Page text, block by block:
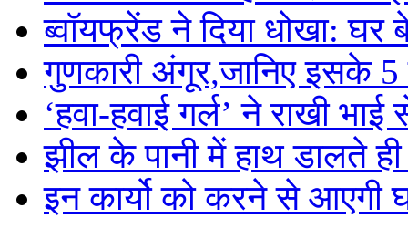
ब्वॉयफ्रेंड ने दिया धोखा: घर
गुणकारी अंगूर,जानिए इसके 5
‘हवा-हवाई गर्ल’ ने राखी
झील के पानी में हाथ डालते
इन कार्यो को करने से आएगी